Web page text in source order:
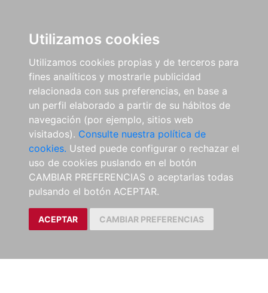
Utilizamos cookies
Utilizamos cookies propias y de terceros para
fines analíticos y mostrarle publicidad
relacionada con sus preferencias, en base a
un perfil elaborado a partir de su hábitos de
navegación (por ejemplo, sitios web
visitados). Consulte nuestra política de
cookies. Usted puede configurar o rechazar el
uso de cookies puslando en el botón
CAMBIAR PREFERENCIAS o aceptarlas todas
pulsando el botón ACEPTAR.
ACEPTAR CAMBIAR PREFERENCIAS